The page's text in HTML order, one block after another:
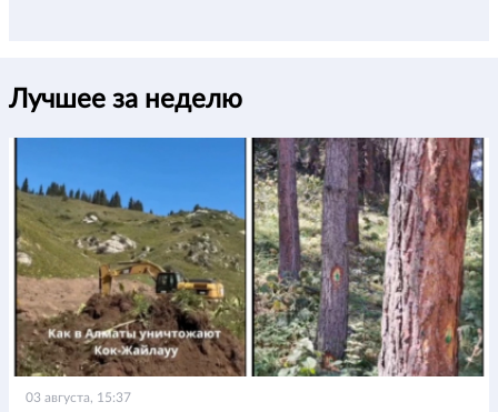
Лучшее за неделю
03 августа, 15:37